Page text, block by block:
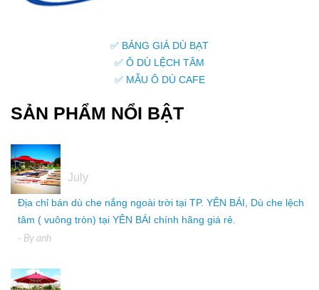
✅ BẢNG GIÁ DÙ BẠT
✅ Ô DÙ LỆCH TÂM
✅ MẪU Ô DÙ CAFE
SẢN PHẨM NỔI BẬT
July
Địa chỉ bán dù che nắng ngoài trời tại TP. YÊN BÁI, Dù che lệch
tâm ( vuông tròn) tại YÊN BÁI chính hãng giá rẻ.
- By anh